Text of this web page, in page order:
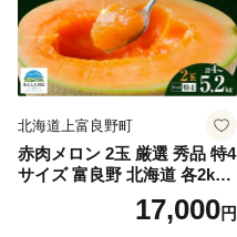
北海道上富良野町
赤肉メロン 2玉 厳選 秀品 特4
サイズ 富良野 北海道 各2kg
～2.6kg 2玉 セット ファーム
富良野 メロン めろん 果物 く
17,000円